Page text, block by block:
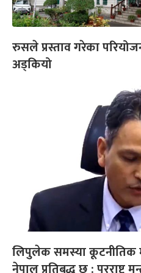
रुसले प्रस्ताव गरेका
अड्कियो
लिपुलेक समस्या कूटनीतिक